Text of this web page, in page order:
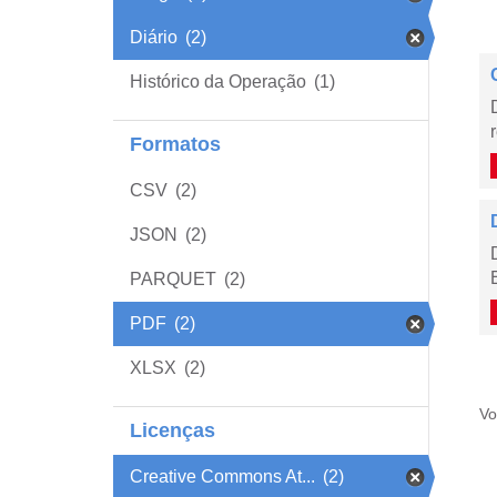
Diário (2)
Histórico da Operação (1)
Formatos
CSV (2)
JSON (2)
PARQUET (2)
PDF (2)
XLSX (2)
Licenças
Creative Commons At... (2)